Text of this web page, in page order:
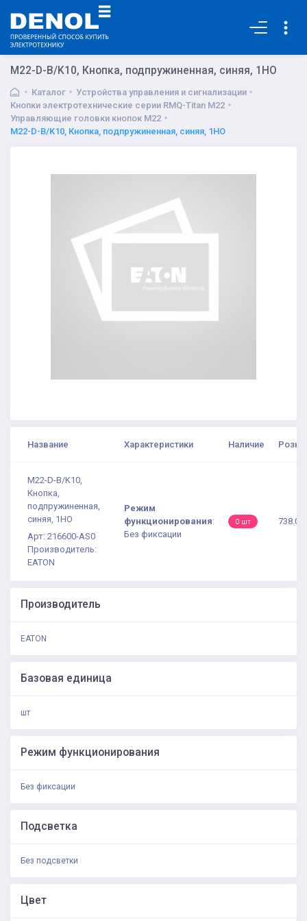
M22-D-B/K10, Кнопка, подпружиненная, синяя, 1НО
Каталог
Устройства управления и сигнализации
Кнопки электротехнические серии RMQ-Titan M22
Управляющие головки кнопок M22
M22-D-B/K10, Кнопка, подпружиненная, синяя, 1НО
Название Характеристики Наличие
M22-D-B/K10,
Кнопка,
подпружиненная,
синяя, 1НО
Арт: 216600-AS0
Производитель:
EATON
Режим
функционирования:
Без фиксации
0 шт 738.07
Производитель
EATON
Базовая единица
шт
Режим функционирования
Без фиксации
Подсветка
Без подсветки
Цвет